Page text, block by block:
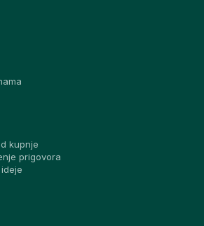
kupnje
prigovora